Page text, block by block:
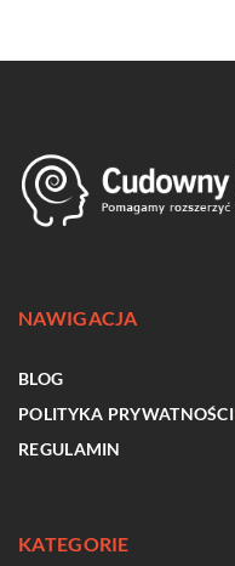
NAWIGACJA
BLOG
POLITYKA PRYWATNOŚCI
REGULAMIN
KATEGORIE